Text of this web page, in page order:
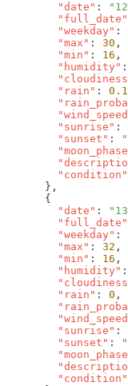
        "date"
:
        "full_date"
        "weekday"
:
        "max"
: 30
        "min"
: 16
        "humidity"
:
        "rain"
:
        "sunrise"
:
        "sunset"
:
        "condition"
        "date"
:
        "full_date"
        "weekday"
:
        "max"
: 32
        "min"
: 16
        "humidity"
:
        "rain"
: 0
        "sunrise"
:
        "sunset"
:
        "condition"